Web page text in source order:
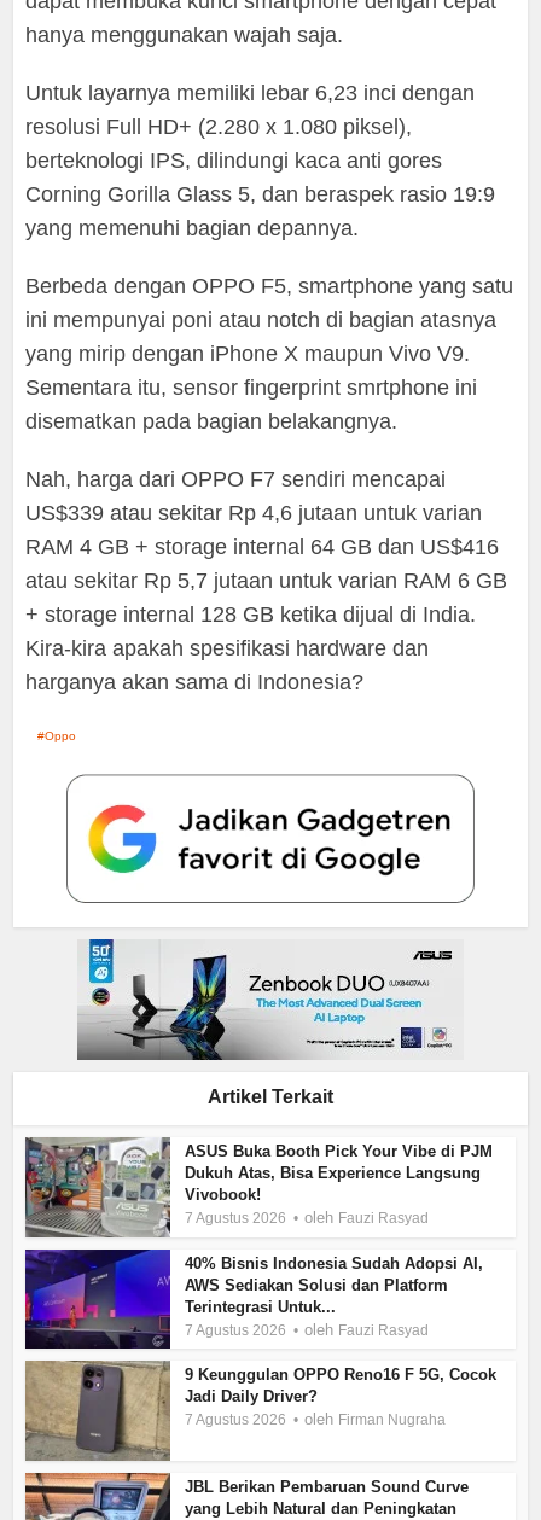
hanya menggunakan wajah saja.
Untuk layarnya memiliki lebar 6,23 inci dengan
resolusi Full HD+ (2.280 x 1.080 piksel),
berteknologi IPS, dilindungi kaca anti gores
Corning Gorilla Glass 5, dan beraspek rasio 19:9
yang memenuhi bagian depannya.
Berbeda dengan OPPO F5, smartphone yang satu
ini mempunyai poni atau notch di bagian atasnya
yang mirip dengan iPhone X maupun Vivo V9.
Sementara itu, sensor fingerprint smrtphone ini
disematkan pada bagian belakangnya.
Nah, harga dari OPPO F7 sendiri mencapai
US$339 atau sekitar Rp 4,6 jutaan untuk varian
RAM 4 GB + storage internal 64 GB dan US$416
atau sekitar Rp 5,7 jutaan untuk varian RAM 6 GB
+ storage internal 128 GB ketika dijual di India.
Kira-kira apakah spesifikasi hardware dan
harganya akan sama di Indonesia?
Oppo
Artikel Terkait
ASUS Buka Booth Pick Your Vibe di PJM
Dukuh Atas, Bisa Experience Langsung
Vivobook!
7 Agustus 2026 oleh Fauzi Rasyad
40% Bisnis Indonesia Sudah Adopsi AI,
AWS Sediakan Solusi dan Platform
Terintegrasi Untuk...
7 Agustus 2026 oleh Fauzi Rasyad
9 Keunggulan OPPO Reno16 F 5G, Cocok
Jadi Daily Driver?
7 Agustus 2026 oleh Firman Nugraha
JBL Berikan Pembaruan Sound Curve
yang Lebih Natural dan Peningkatan